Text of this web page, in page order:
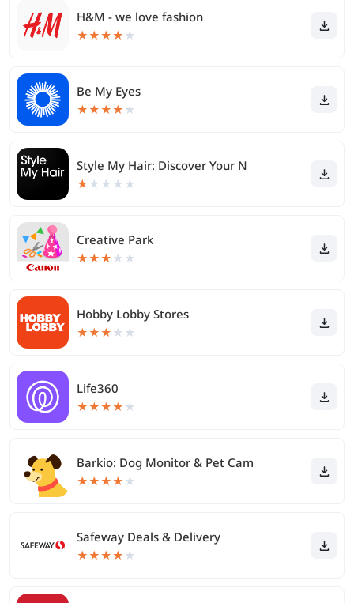
H&M - we love fashion
★★★★ ★
Be My Eyes
★★★★ ★
Style My Hair: Discover Your N
★ ★ ★ ★ ★
Creative Park
★★★ ★ ★
Hobby Lobby Stores
★★★ ★ ★
Life360
★★★★ ★
Barkio: Dog Monitor & Pet Cam
★★★★ ★
Safeway Deals & Delivery
★★★★ ★